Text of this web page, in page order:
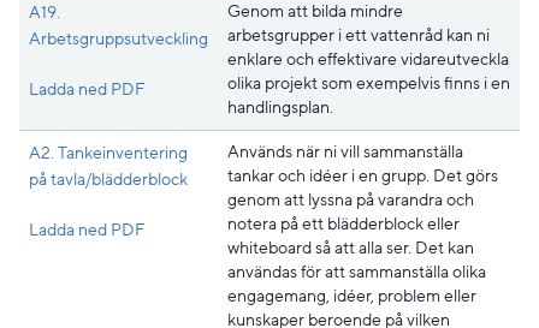
A19.
Arbetsgruppsutveckling
Ladda ned PDFPdf, 181 kB, öppnas i nytt fönster.
Genom att bilda mindre
arbetsgrupper i ett vattenråd kan ni
enklare och effektivare vidareutveckla
olika projekt som exempelvis finns i en
handlingsplan.
A2. Tankeinventering
på tavla/blädderblock
Ladda ned PDFPdf, 175.3 kB, öppnas i nytt fönster.
Används när ni vill sammanställa
tankar och idéer i en grupp. Det görs
genom att lyssna på varandra och
notera på ett blädderblock eller
whiteboard så att alla ser. Det kan
användas för att sammanställa olika
engagemang, idéer, problem eller
kunskaper beroende på vilken